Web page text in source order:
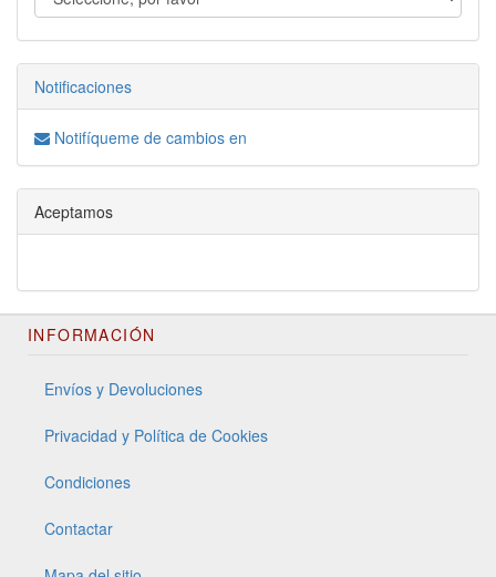
Notificaciones
Notifíqueme de cambios en
Aceptamos
INFORMACIÓN
Envíos y Devoluciones
Privacidad y Política de Cookies
Condiciones
Contactar